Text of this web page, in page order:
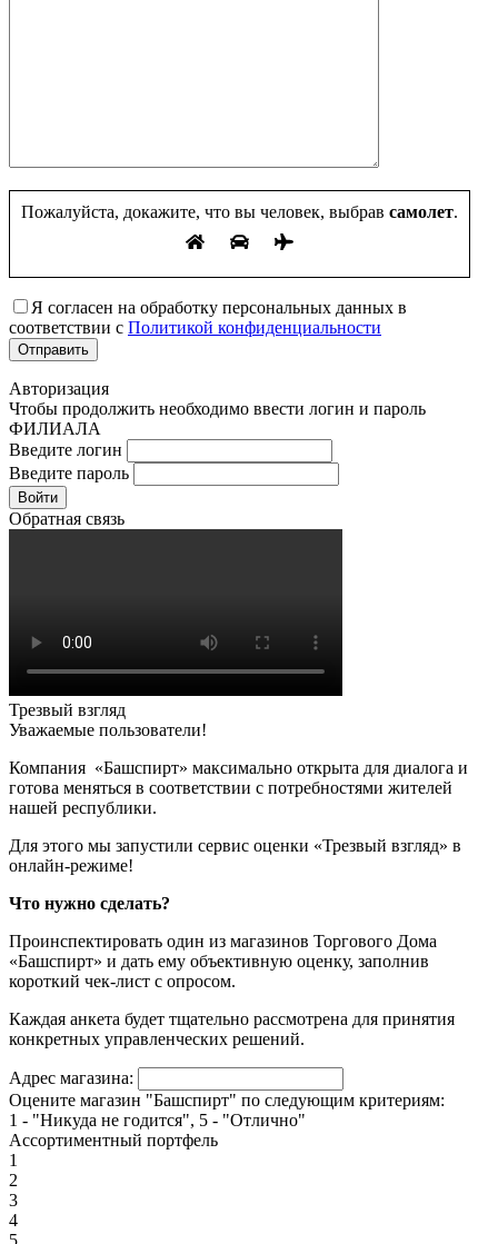
Пожалуйста, докажите, что вы человек, выбрав самолет.
Я согласен на обработку персональных данных в
соответствии с Политикой конфиденциальности
Авторизация
Чтобы продолжить необходимо ввести логин и пароль
ФИЛИАЛА
Введите логин
Введите пароль
Войти
Обратная связь
Трезвый взгляд
Уважаемые пользователи!
Компания «Башспирт» максимально открыта для диалога и
готова меняться в соответствии с потребностями жителей
нашей республики.
Для этого мы запустили сервис оценки «Трезвый взгляд» в
онлайн-режиме!
Что нужно сделать?
Проинспектировать один из магазинов Торгового Дома
«Башспирт» и дать ему объективную оценку, заполнив
короткий чек-лист с опросом.
Каждая анкета будет тщательно рассмотрена для принятия
конкретных управленческих решений.
Адрес магазина:
Оцените магазин "Башспирт" по следующим критериям:
1 - "Никуда не годится", 5 - "Отлично"
Ассортиментный портфель
1
2
3
4